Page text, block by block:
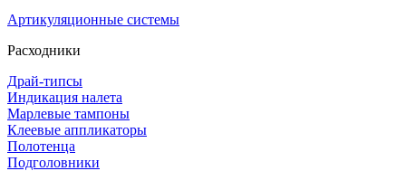
Артикуляционные системы
Расходники
Драй-типсы
Индикация налета
Марлевые тампоны
Клеевые аппликаторы
Полотенца
Подголовники